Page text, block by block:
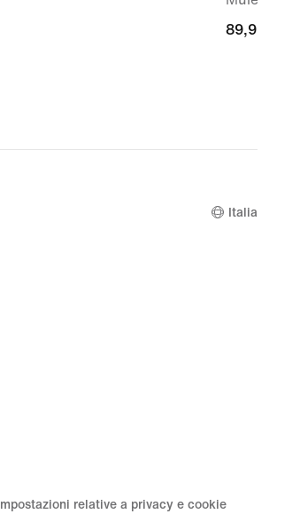
89,99
89,99 €
Italia
Impostazioni relative a privacy e cookie